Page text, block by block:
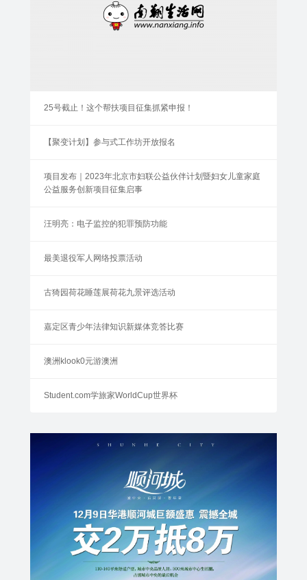
25号截止！这个帮扶项目征集抓紧申报！
【聚变计划】参与式工作坊开放报名
项目发布｜2023年北京市妇联公益伙伴计划暨妇女儿童家庭
公益服务创新项目征集启事
汪明亮：电子监控的犯罪预防功能
最美退役军人网络投票活动
古猗园荷花睡莲展荷花九景评选活动
嘉定区青少年法律知识新媒体竞答比赛
澳洲klook0元游澳洲
Student.com学旅家WorldCup世界杯